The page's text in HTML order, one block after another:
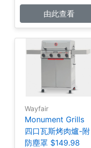
由此查看
Wayfair
Monument Grills
四口瓦斯烤肉爐-附
防塵罩 $149.98